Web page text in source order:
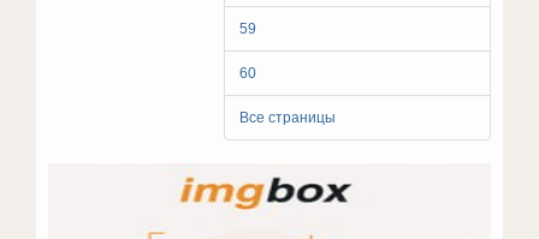
59
60
Все страницы